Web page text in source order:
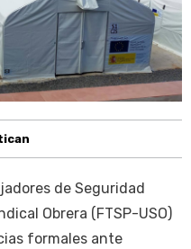
de Seguridad
Obrera (FTSP-USO)
formales ante